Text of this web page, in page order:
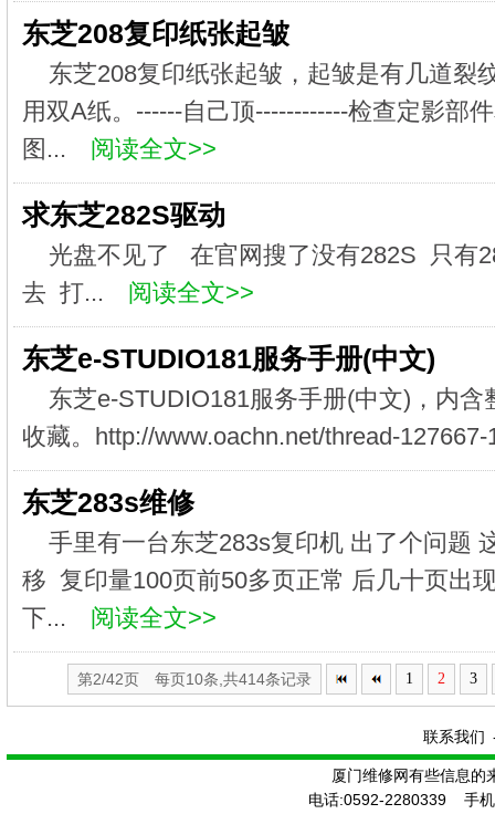
东芝208复印纸张起皱
东芝208复印纸张起皱，起皱是有几道裂
用双A纸。------自己顶------------检查定影部
图...
阅读全文>>
求东芝282S驱动
光盘不见了 在官网搜了没有282S 只有
去 打...
阅读全文>>
东芝e-STUDIO181服务手册(中文)
东芝e-STUDIO181服务手册(中文)，内
收藏。http://www.oachn.net/thread-
东芝283s维修
手里有一台东芝283s复印机 出了个问题
移 复印量100页前50多页正常 后几十页出
下...
阅读全文>>
第2/42页 每页10条,共414条记录 1 2 3
联系我们
厦门维修网有些信息的
电话:0592-2280339 手